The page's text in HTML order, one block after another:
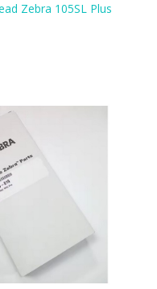
Zebra 105SL Plus